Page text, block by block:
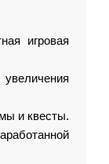
игровая
и квесты.